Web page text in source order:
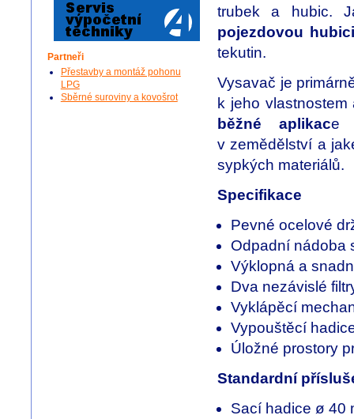
trubek a hubic.
pojezdovou
tekutin.
Vysavač je
k jeho
běžné aplikace
v zemědělství a
sypkých materiálů.
Specifikace
Pevné ocelové
Odpadní nádoba
Výklopná a
Dva nezávislé
Vyklápěcí
Vypouštěcí
Úložné prostory
Standardní
Sací hadice ø 40
Partneři
Přestavby a montáž pohonu
LPG
Sběrné suroviny a kovošrot